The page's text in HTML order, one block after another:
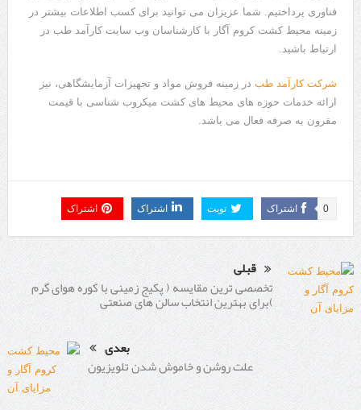
فناوری پرداختیم. شما عزیزان می توانید برای کسب اطلاعات بیشتر در
زمینه محیط کشت کروم آگار با کارشناسان وب سایت کارآمد طب در
ارتباط باشید.
شرکت کارآمد طبدر زمینه فروش مواد و تجهیزات آزمایشگاهی، نیز
ارائه خدمات حوزه های محیط های کشت میکروب شناسی با قیمت
مقرون به صرفه فعال می باشد.
اشتراک 0 تویت اشتراک اشتراک
قبلی
تخصصی ترین مقایسه ( پکیج زمینی با کوره هوای گرم
)برای بهترین انتخاب سالن های صنعتی
بعدی
علت روشن و خاموش شدن تلویزیون